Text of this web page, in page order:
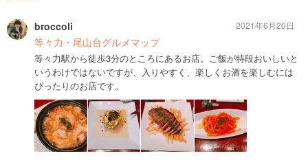
broccoli
等々力・尾山台グルメマップ
等々力駅から徒歩3分のところにあるお店。ご飯が特段おいしいと
いうわけではないですが、入りやすく、楽しくお酒を楽しむには
ぴったりのお店です。
2021年6月20日